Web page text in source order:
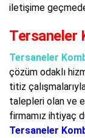
iletişime
Tersaneler
Tersaneler
çözüm odaklı
titiz
talepleri olan ve
firmamız ihtiyaç
Tersaneler